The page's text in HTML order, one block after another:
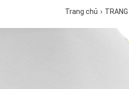
Trang chủ